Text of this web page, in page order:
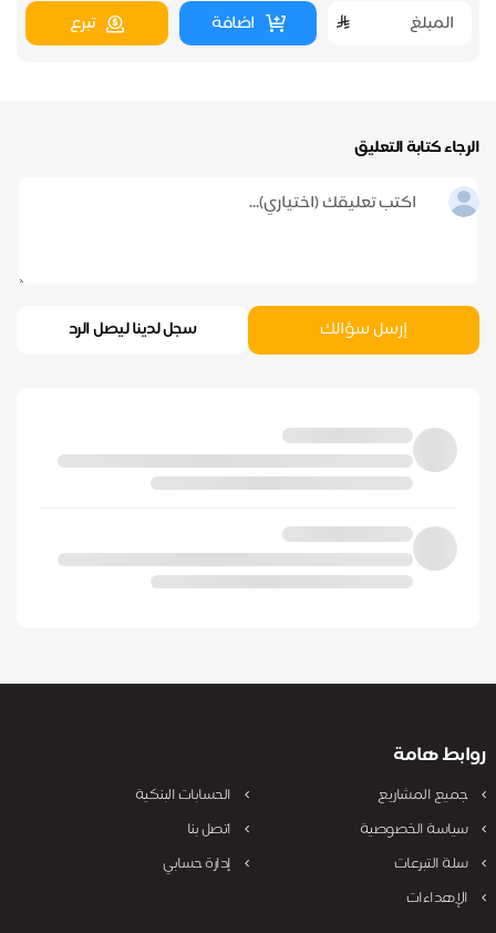
اضافة تبرع
الرجاء كتابة التعليق
إرسل سؤالك سجل لدينا ليصل الرد
روابط هامة
جميع المشاريع
الحسابات البنكية
سياسة الخصوصية
اتصل بنا
سلة التبرعات
إدارة حسابي
الإهداءات